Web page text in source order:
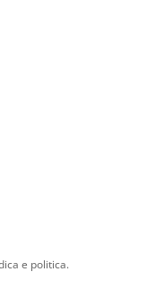
e politica.